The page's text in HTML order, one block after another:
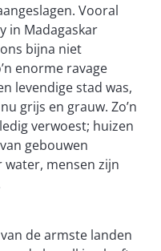
Vooral
in Madagaskar
bijna niet
enorme ravage
levendige stad was,
grijs en grauw. Zo’n
verwoest; huizen
gebouwen
mensen zijn
de armste landen